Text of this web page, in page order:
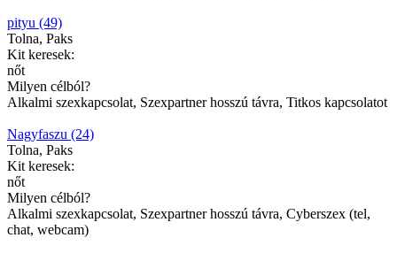
pityu (49)
Tolna, Paks
Kit keresek:
nőt
Milyen célból?
Alkalmi szexkapcsolat, Szexpartner hosszú távra, Titkos kapcsolatot
Nagyfaszu (24)
Tolna, Paks
Kit keresek:
nőt
Milyen célból?
Alkalmi szexkapcsolat, Szexpartner hosszú távra, Cyberszex (tel,
chat, webcam)